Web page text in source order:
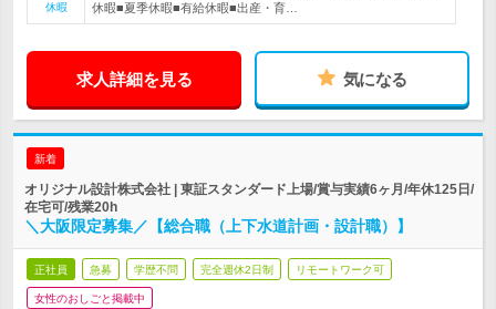
休暇
休暇■夏季休暇■有給休暇■出産・育…
求人詳細を見る 気になる
新着
オリジナル設計株式会社 | 東証スタンダード上場/賞与実績6ヶ月/年休125日/
在宅可/残業20h
＼大阪限定募集／【総合職（上下水道計画・設計職）】
正社員 急募 学歴不問 完全週休2日制 リモートワーク可
女性のおしごと掲載中